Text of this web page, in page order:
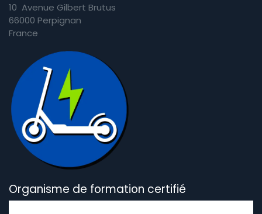
10 Avenue Gilbert Brutus
66000 Perpignan
France
Organisme de formation certifié